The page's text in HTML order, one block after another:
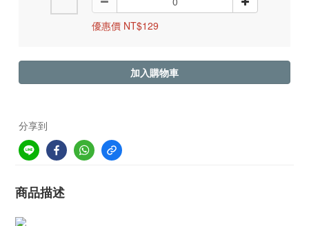
優惠價 NT$129
加入購物車
分享到
商品描述